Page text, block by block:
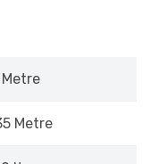
Metre
Metre